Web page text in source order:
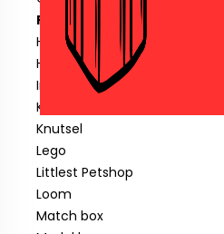
Fisher price
Hotwheels
Hout speelgoed
Indiaan
Klein speelgoed tot € 1,00
Knutsel
Lego
Littlest Petshop
Loom
Match box